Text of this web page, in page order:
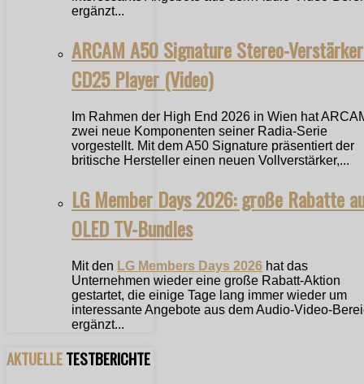
ergänzt...
ARCAM A50 Signature Stereo-
CD25 Player (Video)
Im Rahmen der High End 2026 in Wien hat
zwei neue Komponenten seiner Radia-Serie
vorgestellt. Mit dem A50 Signature präsentiert der
britische Hersteller einen neuen Vollverstärker,...
LG Member Days 2026: große Rabatte
OLED TV-Bundles
Mit den LG Members Days 2026 hat das
Unternehmen wieder eine große Rabatt-Aktion
gestartet, die einige Tage lang immer wieder um
interessante Angebote aus dem Audio-Video-
ergänzt...
AKTUELLETESTBERICHTE